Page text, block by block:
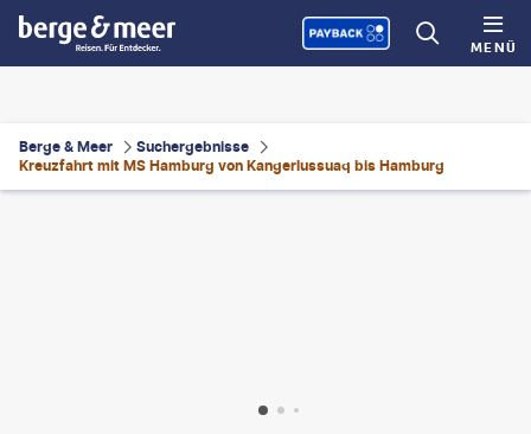
MENÜ
Berge & Meer
Suchergebnisse
Kreuzfahrt mit MS Hamburg von Kangerlussuaq bis Hamburg